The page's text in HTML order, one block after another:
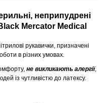
неприпудрені
Mercator Medical
рукавички, призначені
в різних умовах.
не викликають алергії,
із чутливістю до латексу.